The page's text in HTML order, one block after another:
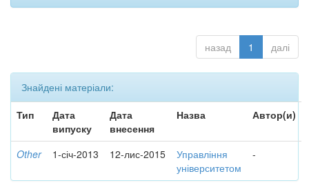
назад 1 далі
Знайдені матеріали:
Тип
Дата
випуску
Дата
внесення
Назва Автор(и)
Other 1-січ-2013 12-лис-2015
Управління
університетом
-